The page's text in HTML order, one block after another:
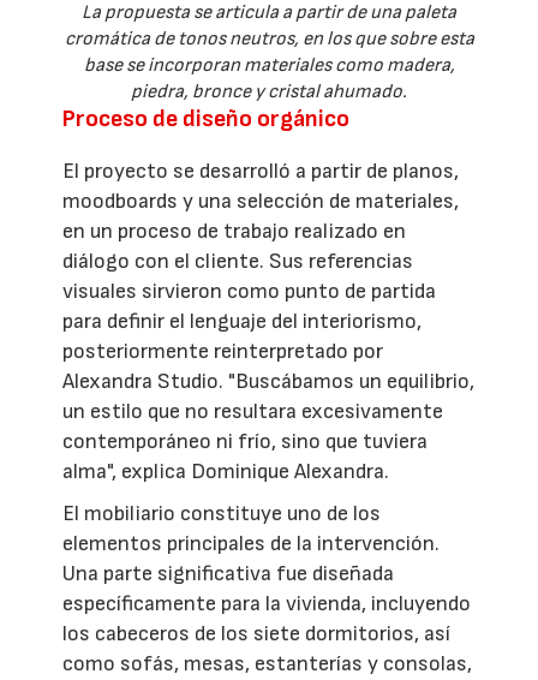
La propuesta se articula a partir de una paleta
cromática de tonos neutros, en los que sobre esta
base se incorporan materiales como madera,
piedra, bronce y cristal ahumado.
Proceso de diseño orgánico
El proyecto se desarrolló a partir de planos,
moodboards y una selección de materiales,
en un proceso de trabajo realizado en
diálogo con el cliente. Sus referencias
visuales sirvieron como punto de partida
para definir el lenguaje del interiorismo,
posteriormente reinterpretado por
Alexandra Studio. "Buscábamos un equilibrio,
un estilo que no resultara excesivamente
contemporáneo ni frío, sino que tuviera
alma", explica Dominique Alexandra.
El mobiliario constituye uno de los
elementos principales de la intervención.
Una parte significativa fue diseñada
específicamente para la vivienda, incluyendo
los cabeceros de los siete dormitorios, así
como sofás, mesas, estanterías y consolas,